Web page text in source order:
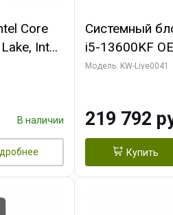
Core
Intel
(2
В наличии
Системный
i5-13600KF
7, C14 8EC/
256bit 3xDP
Модель: KW-Live0041
219 792
Купить